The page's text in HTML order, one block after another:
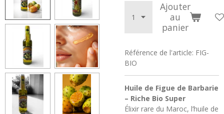
Ajouter
au
panier
Référence de l'article: FIG-
BIO
Huile de Figue de Barbarie
– Riche Bio Super
Élixir rare du Maroc, l’huile de